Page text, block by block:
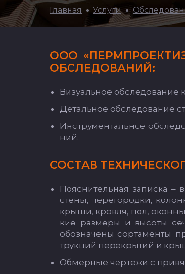
Главная Услуги
О­ОО
ОБ­СЛЕ­ДО­ВА­НИЙ:
Ви­зу­аль­ное об­сле­до­ва­ние
Де­таль­ное об­сле­до­ва­ние
Инс­тру­мен­таль­ное
ний.
СОС­ТАВ
По­яс­ни­тель­ная за­пис­ка –
сте­ны, пе­ре­го­род­ки,
кры­ши, кров­ля, пол,
кие раз­ме­ры и вы­со­ты
обоз­на­че­ны сор­та­мен­ты
трук­ций пе­рек­ры­тий и
Об­мер­ные чер­те­жи с